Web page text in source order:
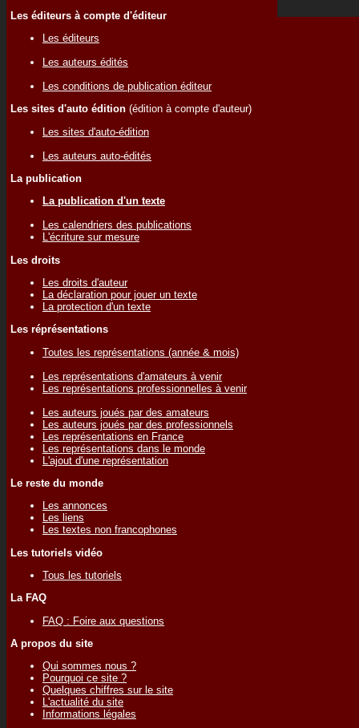
Les éditeurs à compte d'éditeur
Les éditeurs
Les auteurs édités
Les conditions de publication éditeur
Les sites d'auto édition (édition à compte d'auteur)
Les sites d'auto-édition
Les auteurs auto-édités
La publication
La publication d'un texte
Les calendriers des publications
L'écriture sur mesure
Les droits
Les droits d'auteur
La déclaration pour jouer un texte
La protection d'un texte
Les réprésentations
Toutes les représentations (année & mois)
Les représentations d'amateurs à venir
Les représentations professionnelles à venir
Les auteurs joués par des amateurs
Les auteurs joués par des professionnels
Les représentations en France
Les représentations dans le monde
L'ajout d'une représentation
Le reste du monde
Les annonces
Les liens
Les textes non francophones
Les tutoriels vidéo
Tous les tutoriels
La FAQ
FAQ : Foire aux questions
A propos du site
Qui sommes nous ?
Pourquoi ce site ?
Quelques chiffres sur le site
L'actualité du site
Informations légales